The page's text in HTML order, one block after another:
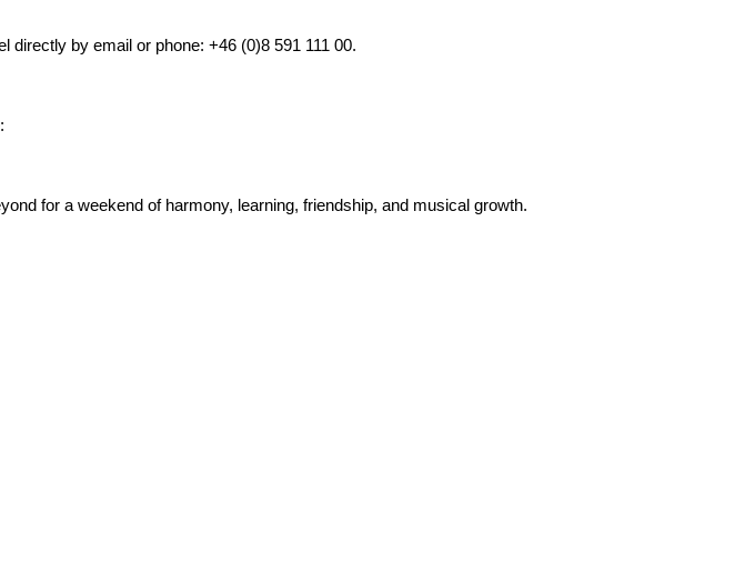
directly by email or phone: +46 (0)8 591 111 00.
for a weekend of harmony, learning, friendship, and musical growth.